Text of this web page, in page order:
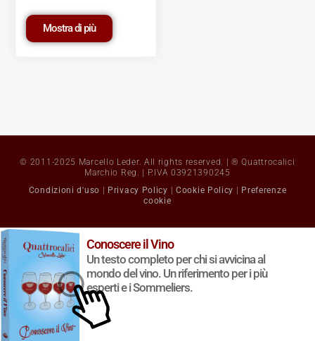
Mostra di più
© 2011-2025 Marcello Leder. All rights reserved. | ® Quattrocalici
Marchio Reg. | P.IVA 03921390245
Condizioni d'uso
Privacy Policy Cookie Policy
Preferenze
cookie
Conoscere il Vino
Un testo completo per chi si avvicina al
mondo del vino. Un riferimento per i più
esperti e i Sommeliers.